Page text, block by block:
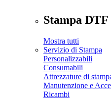
Stampa DTF
Mostra tutti
Servizio di Stampa
Personalizzabili
Consumabili
Attrezzature di
Manutenzione e
Ricambi